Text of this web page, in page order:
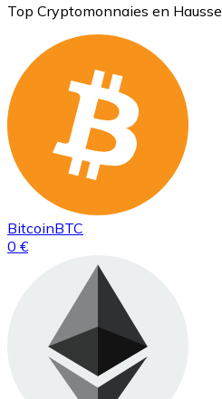
Top Cryptomonnaies en Hausse
BitcoinBTC
0 €